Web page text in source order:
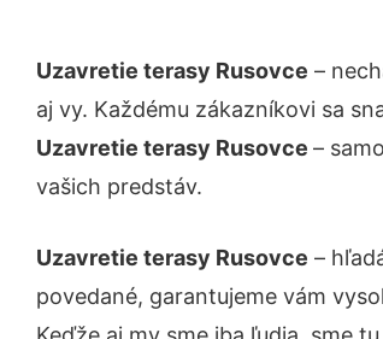
Uzavretie terasy Rusovce –
aj vy. Každému zákazníkovi sa
Uzavretie terasy Rusovce –
vašich predstáv.
Uzavretie terasy Rusovce –
povedané, garantujeme vám